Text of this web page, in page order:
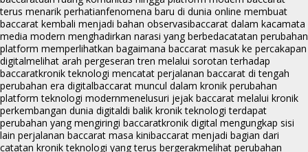
terus menarik perhatianfenomena baru di dunia online membuat
baccarat kembali menjadi bahan observasibaccarat dalam kacamata
media modern menghadirkan narasi yang berbedacatatan perubahan
platform memperlihatkan bagaimana baccarat masuk ke percakapan
digitalmelihat arah pergeseran tren melalui sorotan terhadap
baccaratkronik teknologi mencatat perjalanan baccarat di tengah
perubahan era digitalbaccarat muncul dalam kronik perubahan
platform teknologi modernmenelusuri jejak baccarat melalui kronik
perkembangan dunia digitaldi balik kronik teknologi terdapat
perubahan yang mengiringi baccaratkronik digital mengungkap sisi
lain perjalanan baccarat masa kinibaccarat menjadi bagian dari
catatan kronik teknologi yang terus bergerakmelihat perubahan